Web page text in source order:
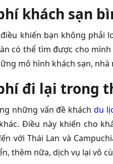
khách sạn
khiến bạn không phải
có thể tìm được cho
mô hình khách sạn,
đi lại trong
những vấn đề kháchdu
Điều này khiến cho
với Thái Lan và
thêm nữa, dịch vụ lại vô